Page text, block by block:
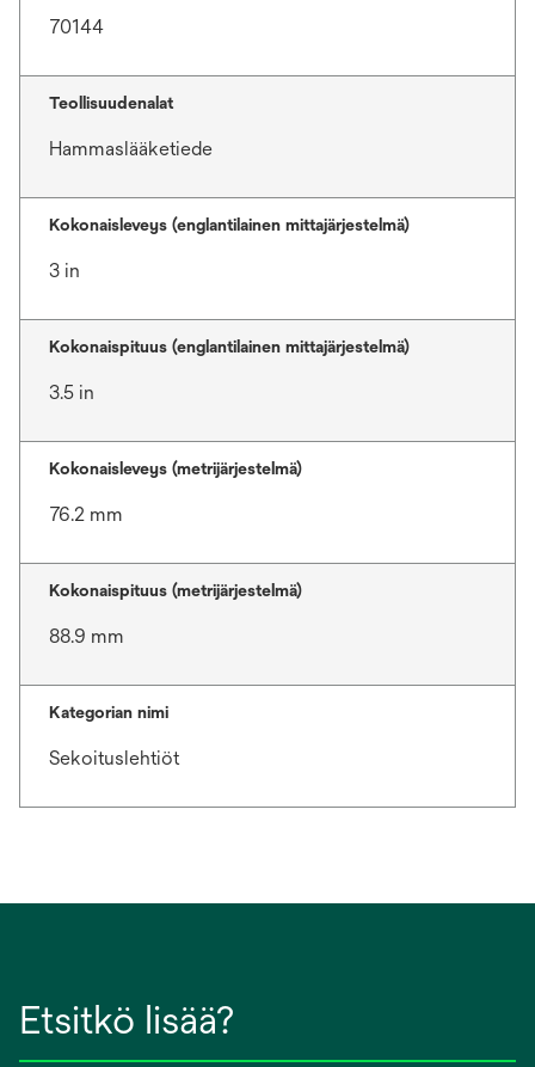
70144
Teollisuudenalat
Hammaslääketiede
Kokonaisleveys (englantilainen mittajärjestelmä)
3 in
Kokonaispituus (englantilainen mittajärjestelmä)
3.5 in
Kokonaisleveys (metrijärjestelmä)
76.2 mm
Kokonaispituus (metrijärjestelmä)
88.9 mm
Kategorian nimi
Sekoituslehtiöt
Etsitkö lisää?